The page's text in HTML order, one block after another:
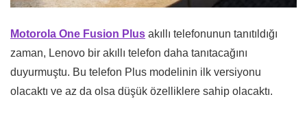
Motorola One Fusion Plus akıllı telefonunun tanıtıldığı
zaman, Lenovo bir akıllı telefon daha tanıtacağını
duyurmuştu. Bu telefon Plus modelinin ilk versiyonu
olacaktı ve az da olsa düşük özelliklere sahip olacaktı.